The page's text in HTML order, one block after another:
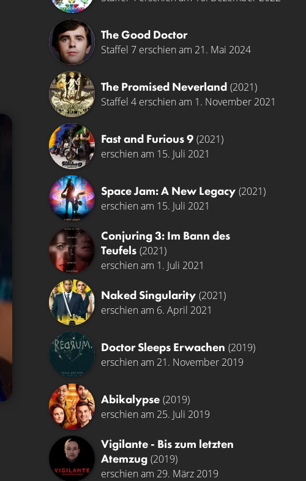
The Good Doctor
Staffel 7 erschien am 21. Mai 2024
The Promised Neverland (2021)
Staffel 4 erschien am 1. November 2021
Fast and Furious 9 (2021)
erschien am 15. Juli 2021
Space Jam: A New Legacy (2021)
erschien am 15. Juli 2021
Conjuring 3: Im Bann des
Teufels (2021)
erschien am 1. Juli 2021
Naked Singularity (2021)
erschien am 6. April 2021
Doctor Sleeps Erwachen (2019)
erschien am 21. November 2019
Abikalypse (2019)
erschien am 25. Juli 2019
Vigilante - Bis zum letzten
Atemzug (2019)
erschien am 29. März 2019